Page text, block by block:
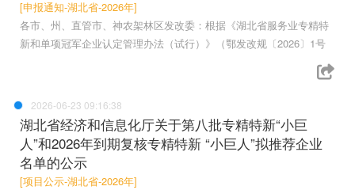
[申报通知-湖北省-2026年]
各市、州、直管市、神农架林区发改委：根据《湖北省服务业专精特
新和单项冠军企业认定管理办法（试行）》（鄂发改规〔2026〕1号
2026-06-23 09:16:38
湖北省经济和信息化厅关于第八批专精特新“小巨
人”和2026年到期复核专精特新 “小巨人”拟推荐企业
名单的公示
[项目公示-湖北省-2026年]